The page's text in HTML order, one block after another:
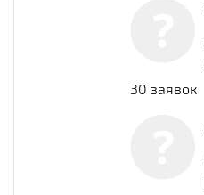
30 заявок